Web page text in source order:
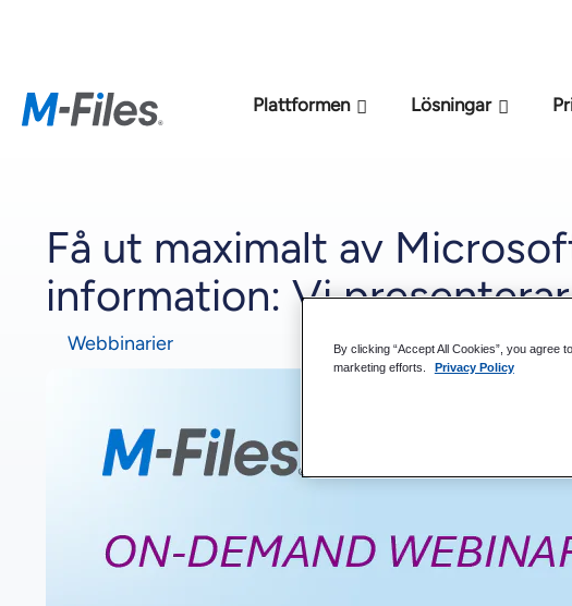
Plattformen Lösningar
Få ut maximalt av
information: Vi
Webbinarier
Den nya M-Files
By clicking “Accept All Cookies”, you agree
marketing efforts.
Privacy Policy